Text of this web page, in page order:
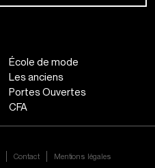
École de mode
Les anciens
Portes Ouvertes
CFA
Contact Mentions légales